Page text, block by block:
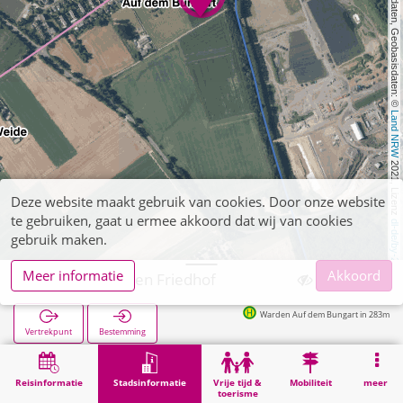
, Kartendaten, Geobasisdaten: ©
Land NRW
2021, Lizenz
dl-de/by-2-0
Reisinformatie Stadsinformatie
Vrije tijd &
toerisme
Mobiliteit meer
Alsdorf, Warden Friedhof
Vertrekpunt Bestemming
Warden Auf dem Bungart in 283m
Stadsinformatie Begraafplaatsen Alsdorf, Warden Friedhof
Deze website maakt gebruik van cookies. Door onze website
te gebruiken, gaat u ermee akkoord dat wij van cookies
gebruik maken.
Meer informatie
Akkoord